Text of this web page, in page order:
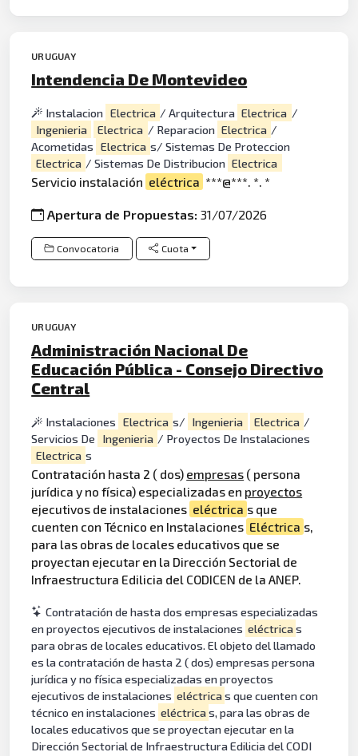
URUGUAY
Intendencia De Montevideo
Instalacion Electrica / Arquitectura Electrica /
Ingenieria
Electrica / Reparacion Electrica /
Acometidas Electrica s/ Sistemas De Proteccion
Electrica / Sistemas De Distribucion Electrica
Servicio instalación eléctrica ***@***. *. *
Apertura de Propuestas:31/07/2026
Convocatoria Cuota
URUGUAY
Administración Nacional De
Educación Pública - Consejo Directivo
Central
Instalaciones Electrica s/ Ingenieria Electrica /
Servicios De
Ingenieria / Proyectos De Instalaciones
Electrica s
Contratación hasta 2 ( dos) empresas ( persona
jurídica y no física) especializadas en proyectos
ejecutivos de instalaciones eléctrica s que
cuenten con Técnico en Instalaciones Eléctrica s,
para las obras de locales educativos que se
proyectan ejecutar en la Dirección Sectorial de
Infraestructura Edilicia del CODICEN de la ANEP.
Contratación de hasta dos empresas especializadas
en proyectos ejecutivos de instalaciones eléctricas
para obras de locales educativos. El objeto del llamado
es la contratación de hasta 2 ( dos) empresas persona
jurídica y no física especializadas en proyectos
ejecutivos de instalaciones eléctricas que cuenten con
técnico en instalaciones eléctricas, para las obras de
locales educativos que se proyectan ejecutar en la
Dirección Sectorial de Infraestructura Edilicia del CODI